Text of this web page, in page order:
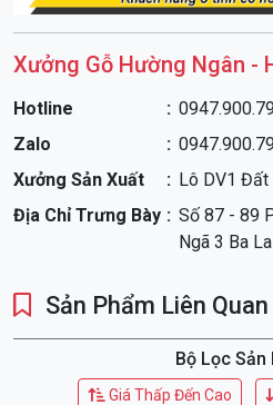
Xưởng Gỗ Hường Ngân -
Hotline
Zalo
Xưởng Sản Xuất
Lô DV1 Đất
Địa Chỉ Trưng Bày
Số 87 - 89
Ngã 3 Ba
Sản Phẩm Liên Quan
Bộ Lọc Sản
Giá Thấp Đến Cao